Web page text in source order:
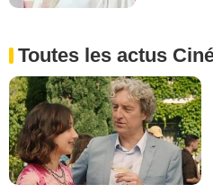
Toutes les actus